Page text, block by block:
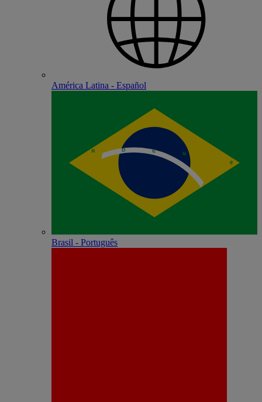
América Latina - Español
Brasil - Português